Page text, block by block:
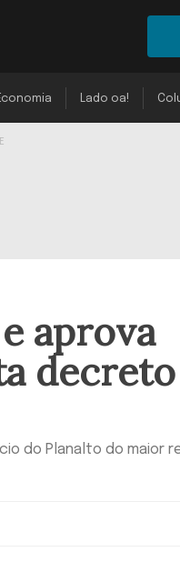
Lado oa!
aprova
decreto
do Planalto do maior